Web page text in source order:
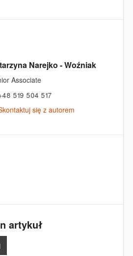
Narejko - Woźniak
Associate
519 504 517
się z autorem
artykuł